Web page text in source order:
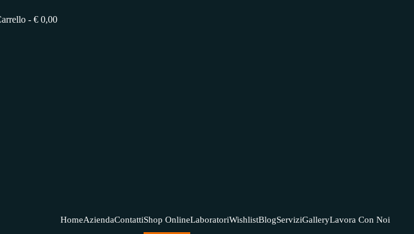
- € 0,00
HomeAziendaContattiShop OnlineLaboratoriWishlistBlogServiziGalleryLavora Con Noi